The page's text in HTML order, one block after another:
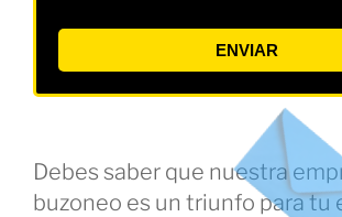
ENVIAR
Debes saber que nuestra
buzoneo es un triunfo para tu